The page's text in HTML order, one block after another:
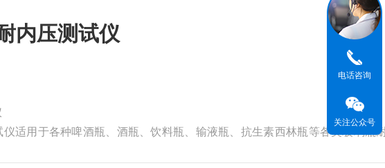
内压测试仪
适用于各种啤酒瓶、酒瓶、饮料瓶、输液瓶、抗生素西林瓶等各类玻璃瓶
电话咨询
关注公众号